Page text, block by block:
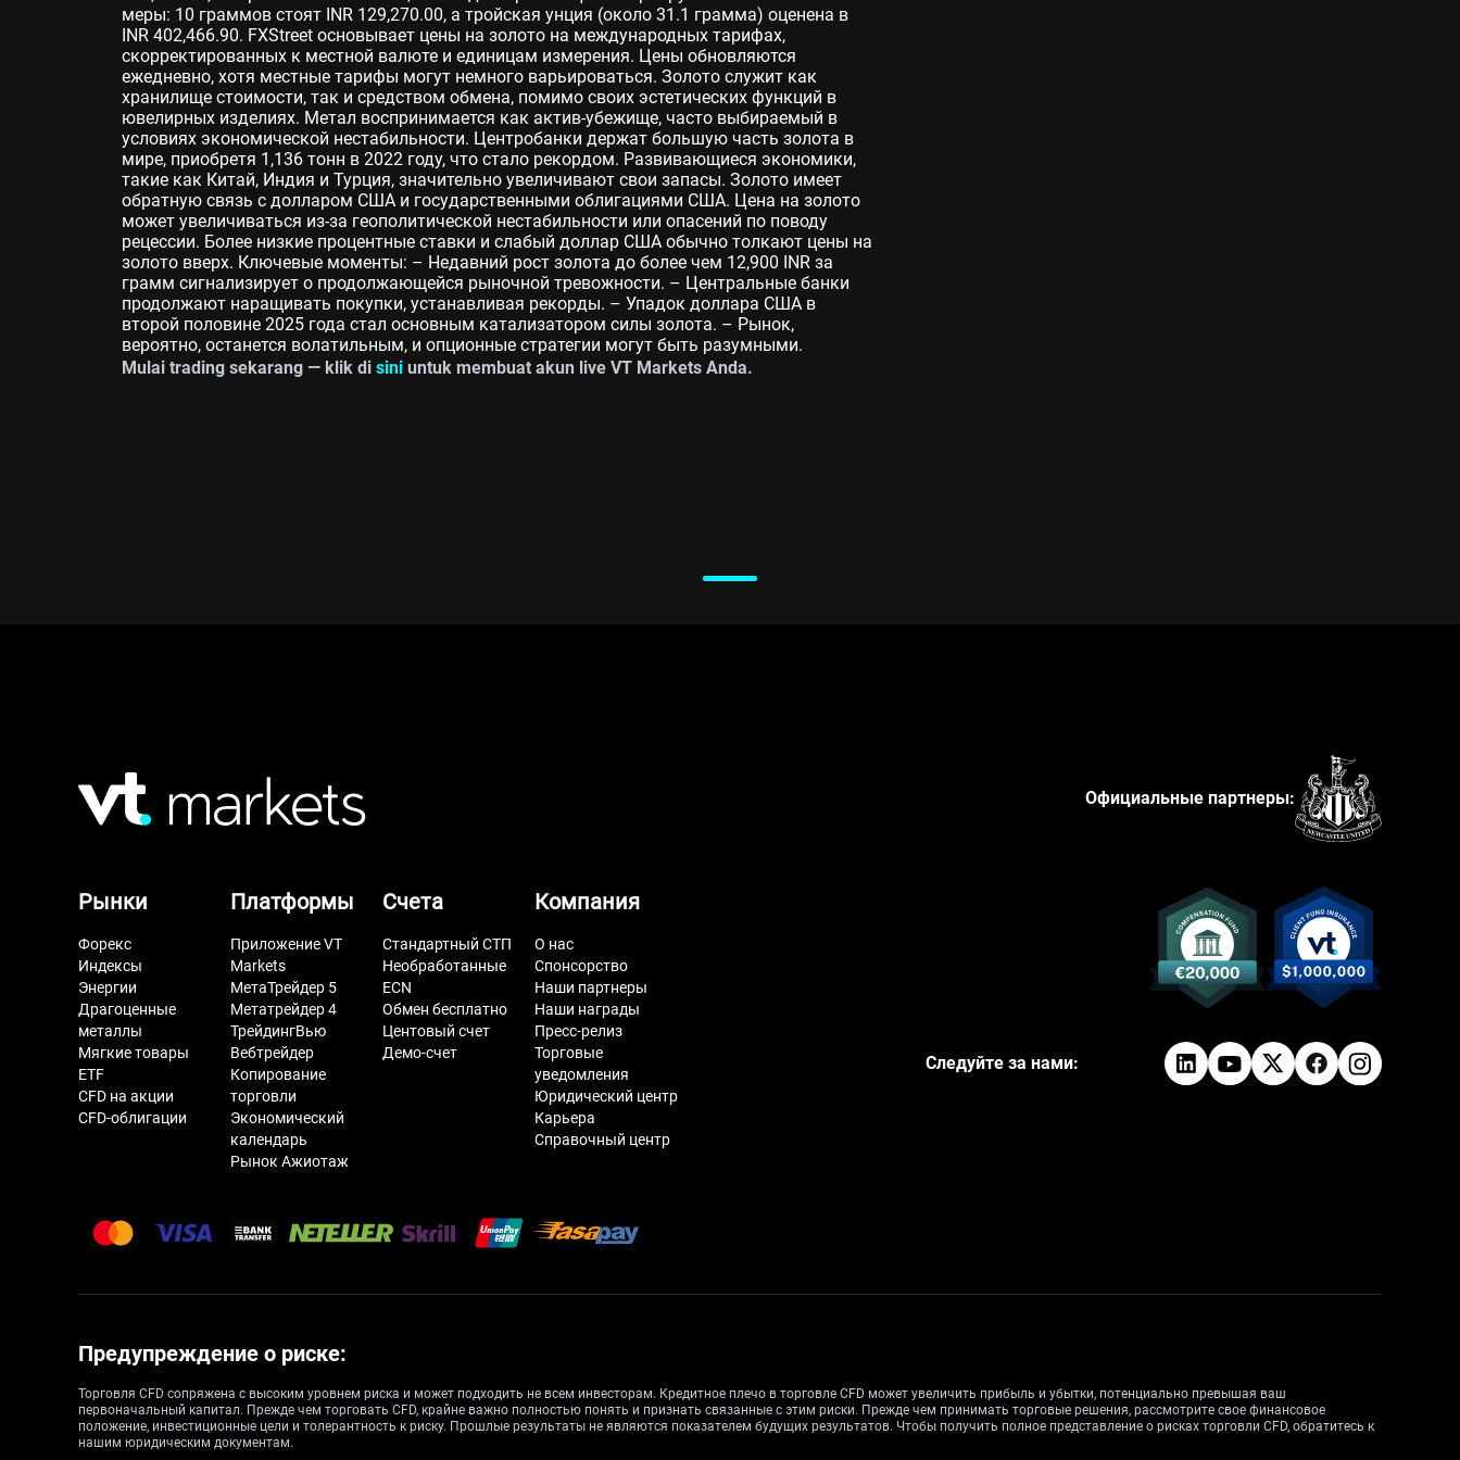
меры: 10 граммов стоят INR 129,270.00, а тройская унция (около 31.1 грамма) оценена в
INR 402,466.90. FXStreet основывает цены на золото на международных тарифах,
скорректированных к местной валюте и единицам измерения. Цены обновляются
ежедневно, хотя местные тарифы могут немного варьироваться. Золото служит как
хранилище стоимости, так и средством обмена, помимо своих эстетических функций в
ювелирных изделиях. Метал воспринимается как актив-убежище, часто выбираемый в
условиях экономической нестабильности. Центробанки держат большую часть золота в
мире, приобретя 1,136 тонн в 2022 году, что стало рекордом. Развивающиеся экономики,
такие как Китай, Индия и Турция, значительно увеличивают свои запасы. Золото имеет
обратную связь с долларом США и государственными облигациями США. Цена на золото
может увеличиваться из-за геополитической нестабильности или опасений по поводу
рецессии. Более низкие процентные ставки и слабый доллар США обычно толкают цены на
золото вверх. Ключевые моменты: – Недавний рост золота до более чем 12,900 INR за
грамм сигнализирует о продолжающейся рыночной тревожности. – Центральные банки
продолжают наращивать покупки, устанавливая рекорды. – Упадок доллара США в
второй половине 2025 года стал основным катализатором силы золота. – Рынок,
вероятно, останется волатильным, и опционные стратегии могут быть разумными.
Mulai trading sekarang — klik di sini untuk membuat akun live VT Markets Anda.
Официальные партнеры:
Рынки
Форекс
Индексы
Энергии
Драгоценные
металлы
Мягкие товары
ETF
CFD на акции
CFD-облигации
Платформы
Приложение VT
Markets
МетаТрейдер 5
Метатрейдер 4
ТрейдингВью
Вебтрейдер
Копирование
торговли
Экономический
календарь
Рынок Ажиотаж
Счета
Стандартный СТП
Необработанные
ECN
Обмен бесплатно
Центовый счет
Демо-счет
Компания
О нас
Спонсорство
Наши партнеры
Наши награды
Пресс-релиз
Торговые
уведомления
Юридический центр
Карьера
Справочный центр
Следуйте за нами:
Предупреждение о риске:
Торговля CFD сопряжена с высоким уровнем риска и может подходить не всем инвесторам. Кредитное плечо в торговле CFD может увеличить прибыль и убытки, потенциально превышая ваш
первоначальный капитал. Прежде чем торговать CFD, крайне важно полностью понять и признать связанные с этим риски. Прежде чем принимать торговые решения, рассмотрите свое финансовое
положение, инвестиционные цели и толерантность к риску. Прошлые результаты не являются показателем будущих результатов. Чтобы получить полное представление о рисках торговли CFD, обратитесь к
нашим юридическим документам.